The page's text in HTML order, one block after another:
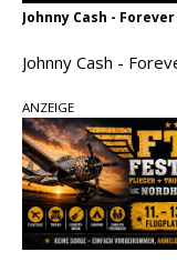
Johnny Cash -
Johnny Cash -
ANZEIGE